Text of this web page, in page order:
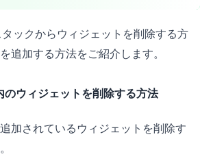
ックからウィジェットを削除する方
追加する方法をご紹介します。
のウィジェットを削除する方法
加されているウィジェットを削除す